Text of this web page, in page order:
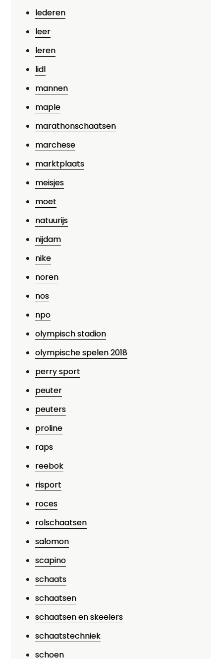
lederen
leer
leren
lidl
mannen
maple
marathonschaatsen
marchese
marktplaats
meisjes
moet
natuurijs
nijdam
nike
noren
nos
npo
olympisch stadion
olympische spelen 2018
perry sport
peuter
peuters
proline
raps
reebok
risport
roces
rolschaatsen
salomon
scapino
schaats
schaatsen
schaatsen en skeelers
schaatstechniek
schoen